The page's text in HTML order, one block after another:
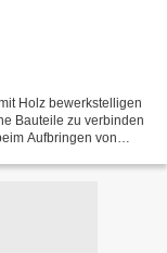
Holz bewerkstelligen
Bauteile zu verbinden
Aufbringen von